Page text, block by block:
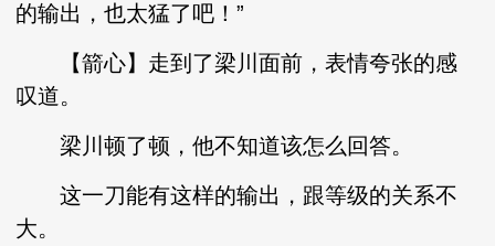
的输出，也太猛了吧！”
【箭心】走到了梁川面前，表情夸张的感
叹道。
梁川顿了顿，他不知道该怎么回答。
这一刀能有这样的输出，跟等级的关系不
大。